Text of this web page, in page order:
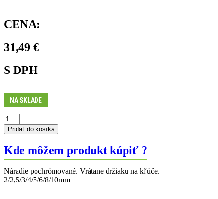
CENA:
31,49 €
S DPH
NA SKLADE
množstvo
Sada
imbusových
Pridať do košíka
Kde môžem produkt kúpiť ?
Náradie pochrómované. Vrátane držiaku na kľúče.
2/2,5/3/4/5/6/8/10mm